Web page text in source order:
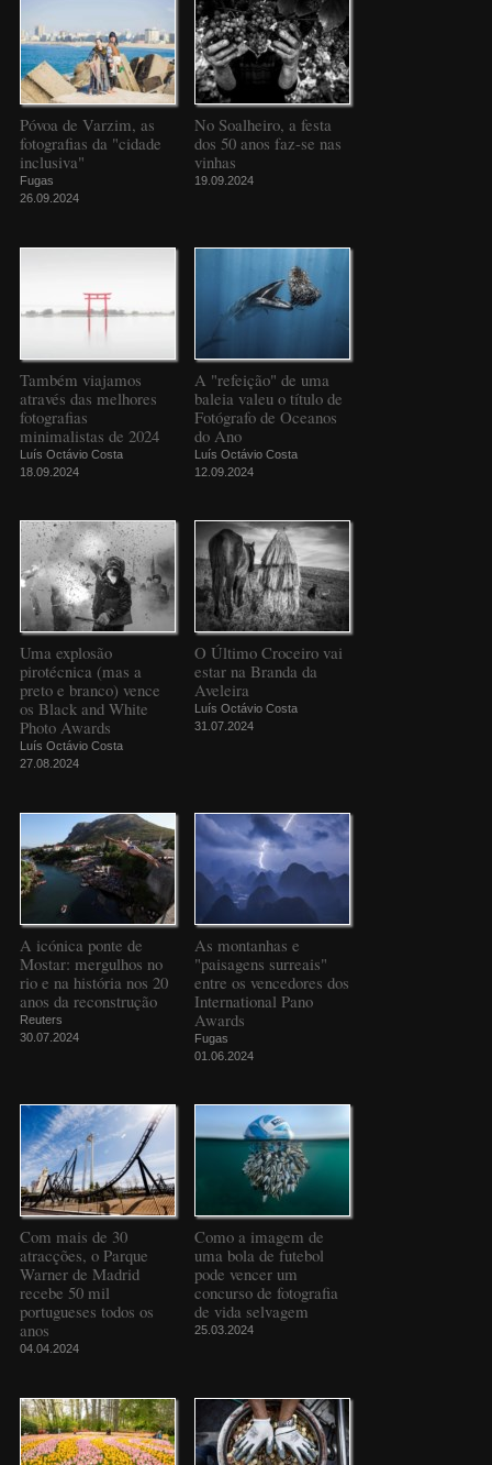
Póvoa de Varzim, as
fotografias da "cidade
inclusiva"
Fugas
26.09.2024
No Soalheiro, a festa
dos 50 anos faz-se nas
vinhas
19.09.2024
Também viajamos
através das melhores
fotografias
minimalistas de 2024
Luís Octávio Costa
18.09.2024
A "refeição" de uma
baleia valeu o título de
Fotógrafo de Oceanos
do Ano
Luís Octávio Costa
12.09.2024
Uma explosão
pirotécnica (mas a
preto e branco) vence
os Black and White
Photo Awards
Luís Octávio Costa
27.08.2024
O Último Croceiro vai
estar na Branda da
Aveleira
Luís Octávio Costa
31.07.2024
A icónica ponte de
Mostar: mergulhos no
rio e na história nos 20
anos da reconstrução
Reuters
30.07.2024
As montanhas e
"paisagens surreais"
entre os vencedores dos
International Pano
Awards
Fugas
01.06.2024
Com mais de 30
atracções, o Parque
Warner de Madrid
recebe 50 mil
portugueses todos os
anos
04.04.2024
Como a imagem de
uma bola de futebol
pode vencer um
concurso de fotografia
de vida selvagem
25.03.2024